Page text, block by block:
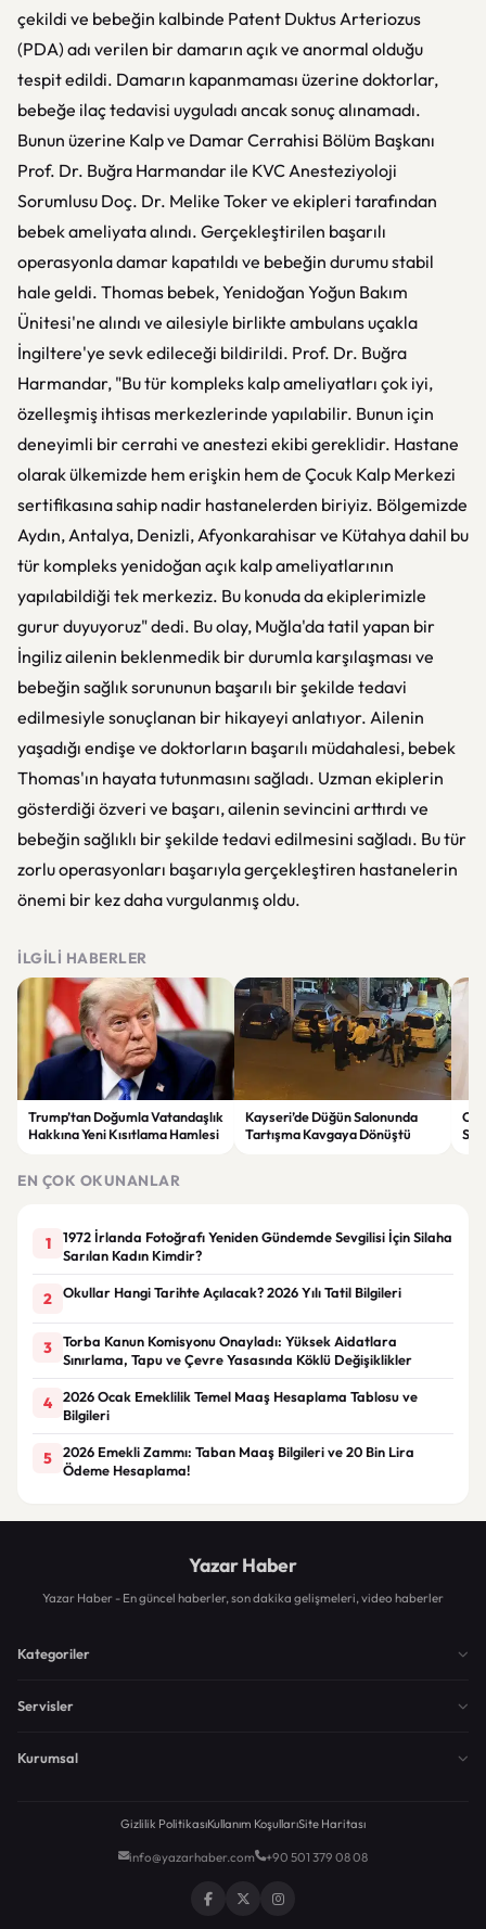
çekildi ve bebeğin kalbinde Patent Duktus Arteriozus
(PDA) adı verilen bir damarın açık ve anormal olduğu
tespit edildi. Damarın kapanmaması üzerine doktorlar,
bebeğe ilaç tedavisi uyguladı ancak sonuç alınamadı.
Bunun üzerine Kalp ve Damar Cerrahisi Bölüm Başkanı
Prof. Dr. Buğra Harmandar ile KVC Anesteziyoloji
Sorumlusu Doç. Dr. Melike Toker ve ekipleri tarafından
bebek ameliyata alındı. Gerçekleştirilen başarılı
operasyonla damar kapatıldı ve bebeğin durumu stabil
hale geldi. Thomas bebek, Yenidoğan Yoğun Bakım
Ünitesi'ne alındı ve ailesiyle birlikte ambulans uçakla
İngiltere'ye sevk edileceği bildirildi. Prof. Dr. Buğra
Harmandar, "Bu tür kompleks kalp ameliyatları çok iyi,
özelleşmiş ihtisas merkezlerinde yapılabilir. Bunun için
deneyimli bir cerrahi ve anestezi ekibi gereklidir. Hastane
olarak ülkemizde hem erişkin hem de Çocuk Kalp Merkezi
sertifikasına sahip nadir hastanelerden biriyiz. Bölgemizde
Aydın, Antalya, Denizli, Afyonkarahisar ve Kütahya dahil bu
tür kompleks yenidoğan açık kalp ameliyatlarının
yapılabildiği tek merkeziz. Bu konuda da ekiplerimizle
gurur duyuyoruz" dedi. Bu olay, Muğla'da tatil yapan bir
İngiliz ailenin beklenmedik bir durumla karşılaşması ve
bebeğin sağlık sorununun başarılı bir şekilde tedavi
edilmesiyle sonuçlanan bir hikayeyi anlatıyor. Ailenin
yaşadığı endişe ve doktorların başarılı müdahalesi, bebek
Thomas'ın hayata tutunmasını sağladı. Uzman ekiplerin
gösterdiği özveri ve başarı, ailenin sevincini arttırdı ve
bebeğin sağlıklı bir şekilde tedavi edilmesini sağladı. Bu tür
zorlu operasyonları başarıyla gerçekleştiren hastanelerin
önemi bir kez daha vurgulanmış oldu.
İLGILI HABERLER
Trump’tan Doğumla Vatandaşlık
Hakkına Yeni Kısıtlama Hamlesi
Kayseri’de Düğün Salonunda
Tartışma Kavgaya Dönüştü
Cilt
EN ÇOK OKUNANLAR
1
1972 İrlanda Fotoğrafı Yeniden Gündemde Sevgilisi İçin Silaha
Sarılan Kadın Kimdir?
2 Okullar Hangi Tarihte Açılacak? 2026 Yılı Tatil Bilgileri
3
Torba Kanun Komisyonu Onayladı: Yüksek Aidatlara
Sınırlama, Tapu ve Çevre Yasasında Köklü Değişiklikler
4
2026 Ocak Emeklilik Temel Maaş Hesaplama Tablosu ve
Bilgileri
5
2026 Emekli Zammı: Taban Maaş Bilgileri ve 20 Bin Lira
Ödeme Hesaplama!
Yazar Haber
Yazar Haber - En güncel haberler, son dakika gelişmeleri, video haberler
Kategoriler
Servisler
Kurumsal
Gizlilik PolitikasıKullanım KoşullarıSite Haritası
info@yazarhaber.com +90 501 379 08 08